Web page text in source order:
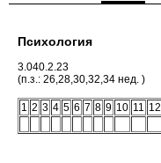
Психология
3.040.2.23
(п.з.: 26,28,30,32,34 нед. )
1 2 3 4 5 6 7 8 9 10 11 12